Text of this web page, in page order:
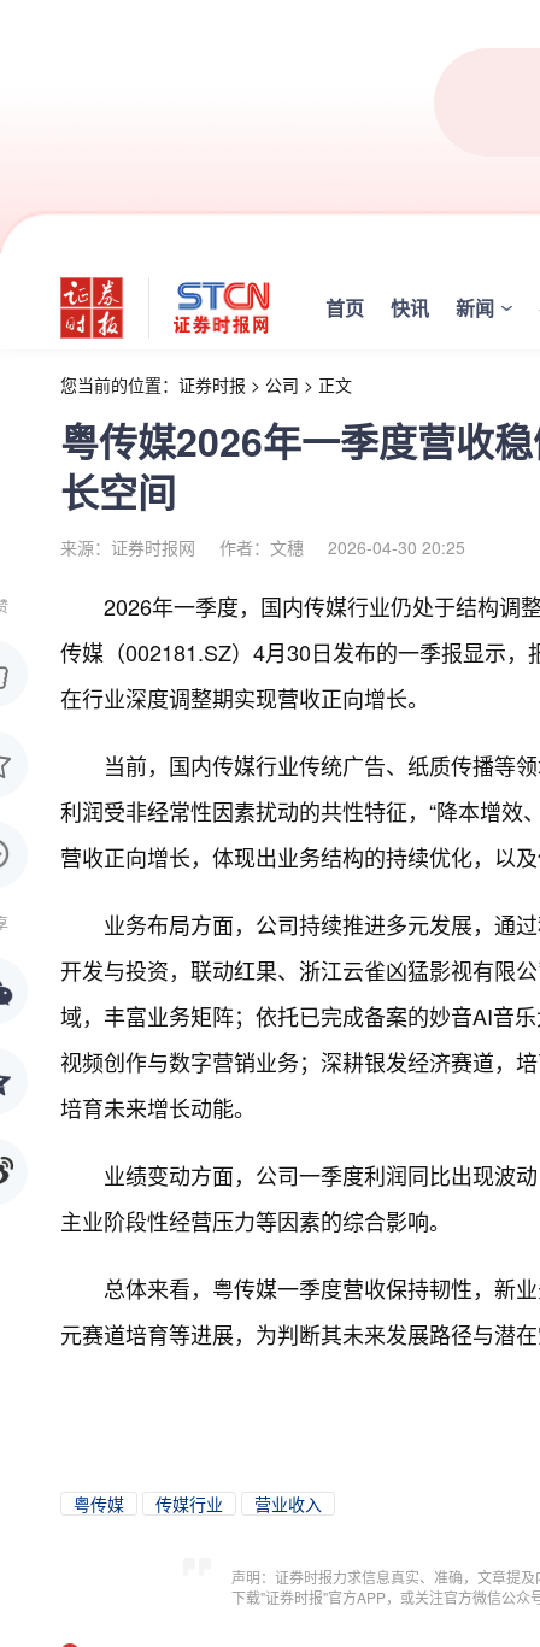
首页 快讯 新闻
您当前的位置： 证券时报 > 公司 > 正文
粤传媒2026年一季度营收
长空间
来源：证券时报网 作者：文穗 2026-04-30 20:25
2026年一季度，国内传媒行业仍处于结构调
传媒（002181.SZ）4月30日发布的一季报显示
在行业深度调整期实现营收正向增长。
当前，国内传媒行业传统广告、纸质传播等
利润受非经常性因素扰动的共性特征，“降本增
营收正向增长，体现出业务结构的持续优化，以
业务布局方面，公司持续推进多元发展，通
开发与投资，联动红果、浙江云雀凶猛影视有限
域，丰富业务矩阵；依托已完成备案的妙音AI音
视频创作与数字营销业务；深耕银发经济赛道，
培育未来增长动能。
业绩变动方面，公司一季度利润同比出现波
主业阶段性经营压力等因素的综合影响。
总体来看，粤传媒一季度营收保持韧性，新
元赛道培育等进展，为判断其未来发展路径与潜
粤传媒 传媒行业 营业收入
声明：证券时报力求信息真实、准确，文章提
下载"证券时报"官方APP，或关注官方微信公